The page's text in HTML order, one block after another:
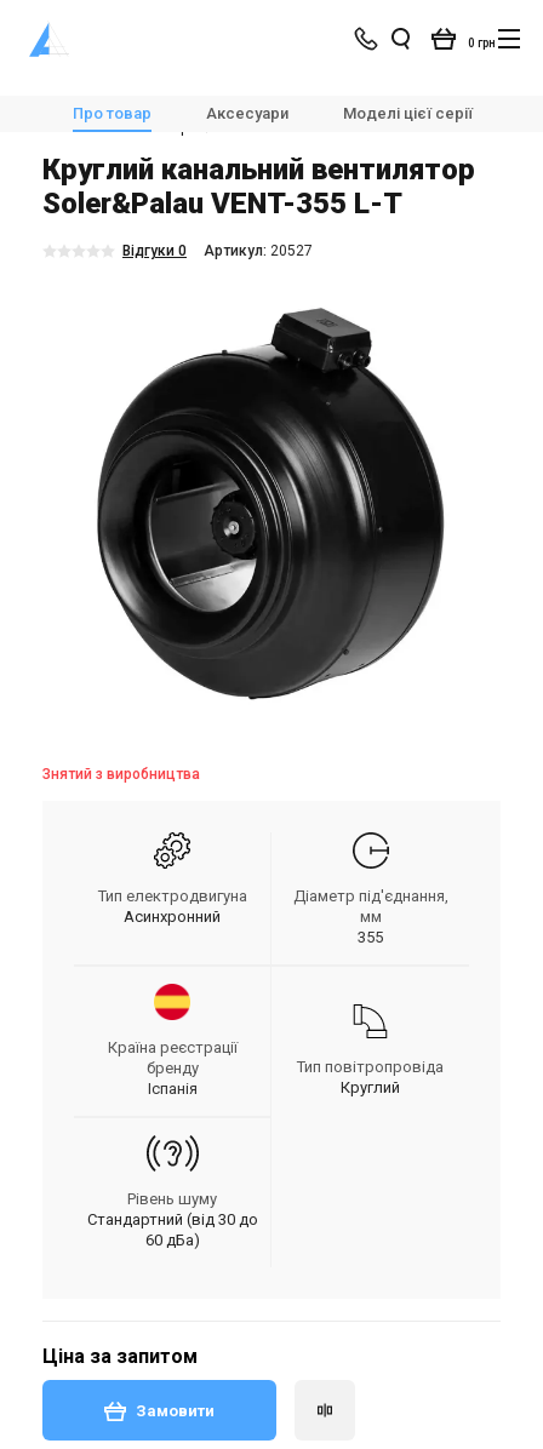
0 грн
Магазин Вентиляція
Вентилятори
Канальні вентилятори
Soler&Palau VENT-355 L-T
Про товар Аксесуари Моделі цієї серії
Круглий канальний вентилятор
Soler&Palau VENT-355 L-T
Відгуки 0 Aртикул: 20527
Знятий з виробництва
Тип електродвигуна
Асинхронний
Діаметр під'єднання,
мм
355
Країна реєстрації
бренду
Іспанія
Тип повітропровіда
Круглий
Рівень шуму
Стандартний (від 30 до
60 дБа)
Ціна за запитом
Замовити